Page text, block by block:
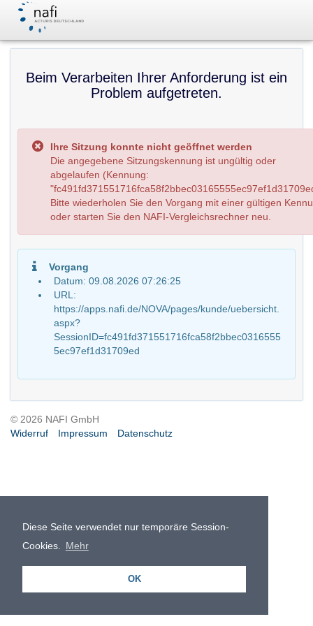
Diese Seite verwendet nur temporäre Session-
Cookies.
Mehr
OK
Beim Verarbeiten Ihrer Anforderung ist ein
Problem aufgetreten.
Ihre Sitzung konnte nicht geöffnet werden
Die angegebene Sitzungskennung ist ungültig oder
abgelaufen (Kennung:
Bitte wiederholen Sie den Vorgang mit einer gültigen
oder starten Sie den NAFI-Vergleichsrechner neu.
Vorgang
Datum: 09.08.2026 07:26:25
URL:
https://apps.nafi.de/NOVA/pages/kunde/uebersicht.
aspx?
SessionID=fc491fd371551716fca58f2bbec0316555
5ec97ef1d31709ed
© 2026 NAFI GmbH
Widerruf
Impressum Datenschutz